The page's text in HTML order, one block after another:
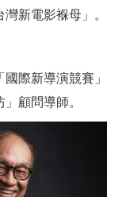
新電影褓母」。
際新導演競賽」
顧問導師。